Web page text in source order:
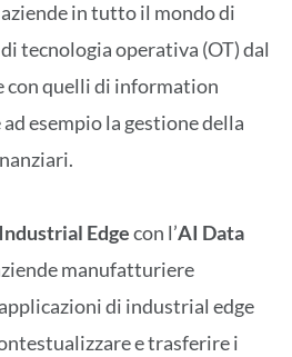
in tutto il mondo di
tecnologia operativa (OT) dal
con quelli di information
esempio la gestione della
Edgecon l’AI Data
manufatturiere
di industrial edge
e trasferire i